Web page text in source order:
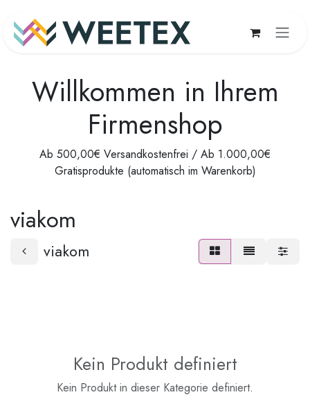
Willkommen in Ihrem
Firmenshop
Ab 500,00€ Versandkostenfrei / Ab 1.000,00€
Gratisprodukte (automatisch im Warenkorb)
viakom
viakom
Kein Produkt definiert
Kein Produkt in dieser Kategorie definiert.